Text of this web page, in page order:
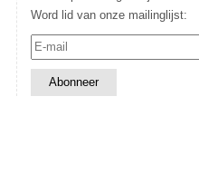
Word lid van onze mailinglijst: